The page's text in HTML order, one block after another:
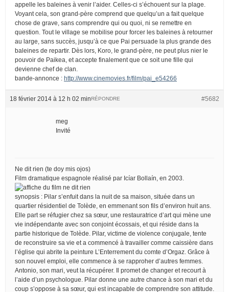
appelle les baleines à venir l’aider. Celles-ci s’échouent sur la plage.
Voyant cela, son grand-père comprend que quelqu’un a fait quelque
chose de grave, sans comprendre qui ou quoi, ni se remettre en
question. Tout le village se mobilise pour forcer les baleines à retourner
au large, sans succès, jusqu’à ce que Pai persuade la plus grande des
baleines de repartir. Dès lors, Koro, le grand-père, ne peut plus nier le
pouvoir de Paikea, et accepte finalement que ce soit une fille qui
devienne chef de clan.
bande-annonce : http://www.cinemovies.fr/film/pai_e54266
18 février 2014 à 12 h 02 min #5682
RÉPONDRE
meg
Invité
Ne dit rien (te doy mis ojos)
Film dramatique espagnole réalisé par Icíar Bollaín, en 2003.
synopsis : Pilar s’enfuit dans la nuit de sa maison, située dans un
quartier résidentiel de Tolède, en emmenant son fils d’environ huit ans.
Elle part se réfugier chez sa sœur, une restauratrice d’art qui mène une
vie indépendante avec son conjoint écossais, et qui réside dans la
partie historique de Tolède. Pilar, victime de violence conjugale, tente
de reconstruire sa vie et a commencé à travailler comme caissière dans
l’église qui abrite la peinture L’Enterrement du comte d’Orgaz. Grâce à
son nouvel emploi, elle commence à se rapproher d’autres femmes.
Antonio, son mari, veut la récupérer. Il promet de changer et recourt à
l’aide d’un psychologue. Pilar donne une autre chance à son mari et du
coup s’oppose à sa sœur, qui est incapable de comprendre son attitude.